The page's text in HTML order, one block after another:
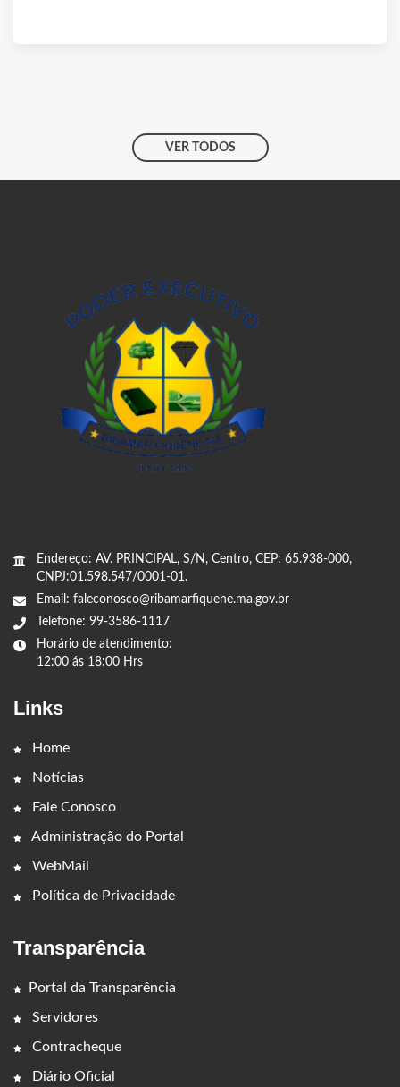
VER TODOS
Endereço: AV. PRINCIPAL, S/N, Centro, CEP: 65.938-000,
CNPJ:01.598.547/0001-01.
Email: faleconosco@ribamarfiquene.ma.gov.br
Telefone: 99-3586-1117
Horário de atendimento:
12:00 ás 18:00 Hrs
Links
Home
Notícias
Fale Conosco
Administração do Portal
WebMail
Política de Privacidade
Transparência
Portal da Transparência
Servidores
Contracheque
Diário Oficial